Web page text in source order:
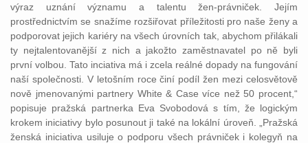
výraz uznání významu a talentu žen-právniček. Jejím
prostřednictvím se snažíme rozšiřovat příležitosti pro naše ženy a
podporovat jejich kariéry na všech úrovních tak, abychom přilákali
ty nejtalentovanější z nich a jakožto zaměstnavatel po ně byli
první volbou. Tato inciativa má i zcela reálné dopady na fungování
naší společnosti. V letošním roce činí podíl žen mezi celosvětově
nově jmenovanými partnery White & Case více než 50 procent,“
popisuje pražská partnerka Eva Svobodová s tím, že logickým
krokem iniciativy bylo posunout ji také na lokální úroveň. „Pražská
ženská iniciativa usiluje o podporu všech právniček i kolegyň na